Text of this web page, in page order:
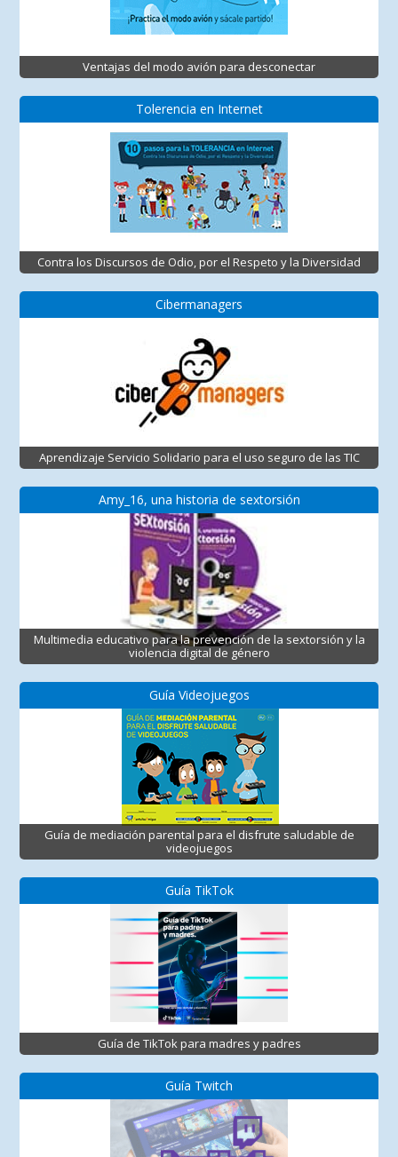
Ventajas del modo avión para desconectar
Tolerencia en Internet
Contra los Discursos de Odio, por el Respeto y la Diversidad
Cibermanagers
Aprendizaje Servicio Solidario para el uso seguro de las TIC
Amy_16, una historia de sextorsión
Multimedia educativo para la prevención de la sextorsión y la
violencia digital de género
Guía Videojuegos
Guía de mediación parental para el disfrute saludable de
videojuegos
Guía TikTok
Guía de TikTok para madres y padres
Guía Twitch